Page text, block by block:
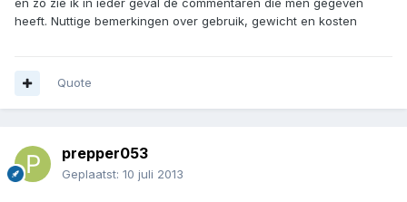
heeft. Nuttige bemerkingen over gebruik, gewicht en kosten
Quote
prepper053
Geplaatst: 10 juli 2013